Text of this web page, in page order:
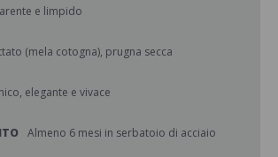
e limpido
(mela cotogna), prugna secca
elegante e vivace
Almeno 6 mesi in serbatoio di acciaio